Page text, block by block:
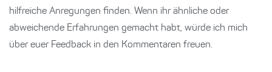
hilfreiche Anregungen finden. Wenn ihr ähnliche oder
abweichende Erfahrungen gemacht habt, würde ich mich
über euer Feedback in den Kommentaren freuen.